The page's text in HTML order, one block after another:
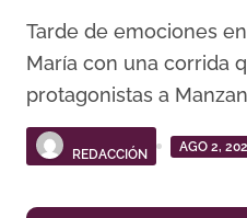
Tarde de emociones en El Puerto de Santa
María con una corrida
protagonistas a
REDACCIÓN
AGO 2,